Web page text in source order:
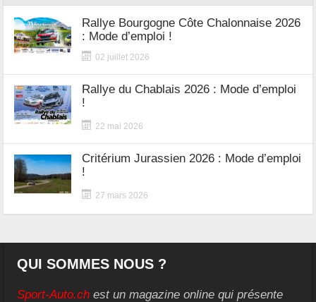
Rallye Bourgogne Côte Chalonnaise 2026
: Mode d’emploi !
02 juillet 2026
Rallye du Chablais 2026 : Mode d’emploi
!
22 mai 2026
Critérium Jurassien 2026 : Mode d’emploi
!
27 mars 2026
QUI SOMMES NOUS ?
Sport-Auto.ch est un magazine online qui présente